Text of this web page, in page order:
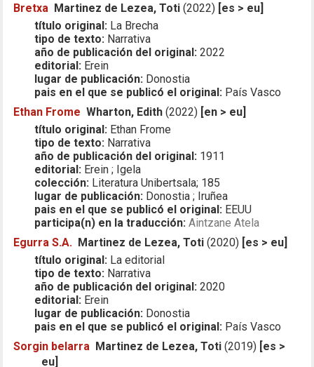
Bretxa Martinez de Lezea, Toti (2022) [es > eu]
título original: La Brecha
tipo de texto: Narrativa
año de publicación del original: 2022
editorial: Erein
lugar de publicación: Donostia
pais en el que se publicó el original: País Vasco
Ethan Frome Wharton, Edith (2022) [en > eu]
título original: Ethan Frome
tipo de texto: Narrativa
año de publicación del original: 1911
editorial: Erein ; Igela
colección: Literatura Unibertsala; 185
lugar de publicación: Donostia ; Iruñea
pais en el que se publicó el original: EEUU
participa(n) en la traducción: Aintzane Atela
Egurra S.A. Martinez de Lezea, Toti (2020) [es > eu]
título original: La editorial
tipo de texto: Narrativa
año de publicación del original: 2020
editorial: Erein
lugar de publicación: Donostia
pais en el que se publicó el original: País Vasco
Sorgin belarra Martinez de Lezea, Toti (2019) [es >
eu]